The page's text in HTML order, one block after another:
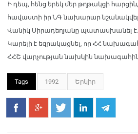
Ի դեպ, հենց երեկ մեր թղթակցի
հավաստի իր ՆԳ նախարար
Վանիկ Սիրադեղյանը պատասխանել է.
Կարելի է եզրակացնել, որ ՀՀ
ՀՀՇ վարչության նախկին
Tags 1992 Երկիր